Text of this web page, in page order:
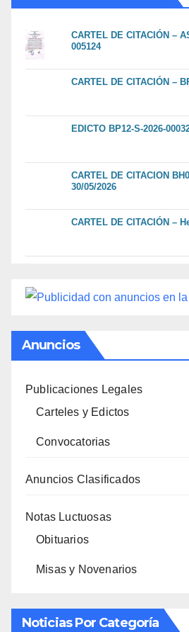
CARTEL DE CITACIÓN –
005124
CARTEL DE CITACIÓN –
EDICTO BP12-S-2026-
CARTEL DE CITACION
30/05/2026
CARTEL DE CITACIÓN –
Anuncios
Publicaciones Legales
Carteles y Edictos
Convocatorias
Anuncios Clasificados
Notas Luctuosas
Obituarios
Misas y Novenarios
Noticias Por Categoría